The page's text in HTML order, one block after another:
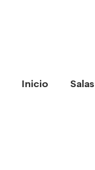
Inicio Salas